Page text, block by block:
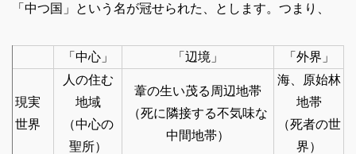
「中つ国」という名が冠せられた、とします。つまり、
「中心」 「辺境」 「外界」
現実
世界
人の住む
地域
（中心の
聖所）
葦の生い茂る周辺地帯
（死に隣接する不気味な
中間地帯）
海、原始林
地帯
（死者の世
界）